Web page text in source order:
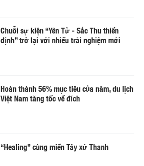
Chuỗi sự kiện “Yên Tử - Sắc Thu thiền
định” trở lại với nhiều trải nghiệm mới
Hoàn thành 56% mục tiêu của năm, du lịch
Việt Nam tăng tốc về đích
“Healing” cùng miền Tây xứ Thanh